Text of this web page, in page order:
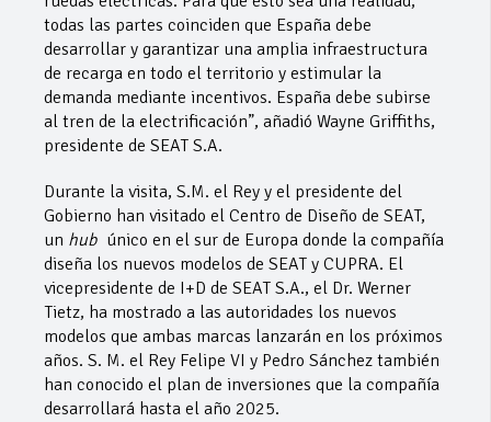
todas las partes coinciden que España debe
desarrollar y garantizar una amplia infraestructura
de recarga en todo el territorio y estimular la
demanda mediante incentivos. España debe subirse
al tren de la electrificación”, añadió Wayne Griffiths,
presidente de SEAT S.A.
Durante la visita, S.M. el Rey y el presidente del
Gobierno han visitado el Centro de Diseño de SEAT,
un hub único en el sur de Europa donde la compañía
diseña los nuevos modelos de SEAT y CUPRA. El
vicepresidente de I+D de SEAT S.A., el Dr. Werner
Tietz, ha mostrado a las autoridades los nuevos
modelos que ambas marcas lanzarán en los próximos
años. S. M. el Rey Felipe VI y Pedro Sánchez también
han conocido el plan de inversiones que la compañía
desarrollará hasta el año 2025.